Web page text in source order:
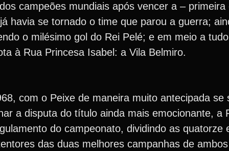
campeões mundiais após vencer a – primeira
havia se tornado o time que parou a guerra;
o milésimo gol do Rei Pelé; e em meio a
à Rua Princesa Isabel: a Vila Belmiro.
com o Peixe de maneira muito antecipada se
a disputa do título ainda mais emocionante, a
do campeonato, dividindo as quatorze
das duas melhores campanhas de